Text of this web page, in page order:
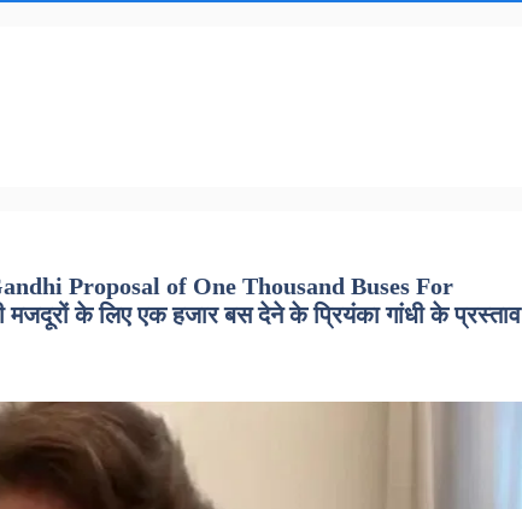
Proposal of One Thousand Buses For
के लिए एक हजार बस देने के प्रियंका गांधी के प्रस्ताव